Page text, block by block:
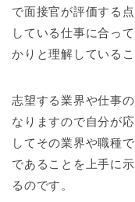
で面接官が評価する
している仕事に合っ
かりと理解しているこ
志望する業界や仕事
なりますので自分が
してその業界や職種
であることを上手に
るのです。